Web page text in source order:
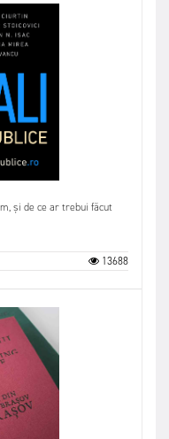
și de ce ar trebui făcut
13688